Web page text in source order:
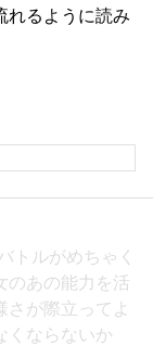
れるように読み
トルがめちゃく
のあの能力を活
さが際立ってよ
くならないか